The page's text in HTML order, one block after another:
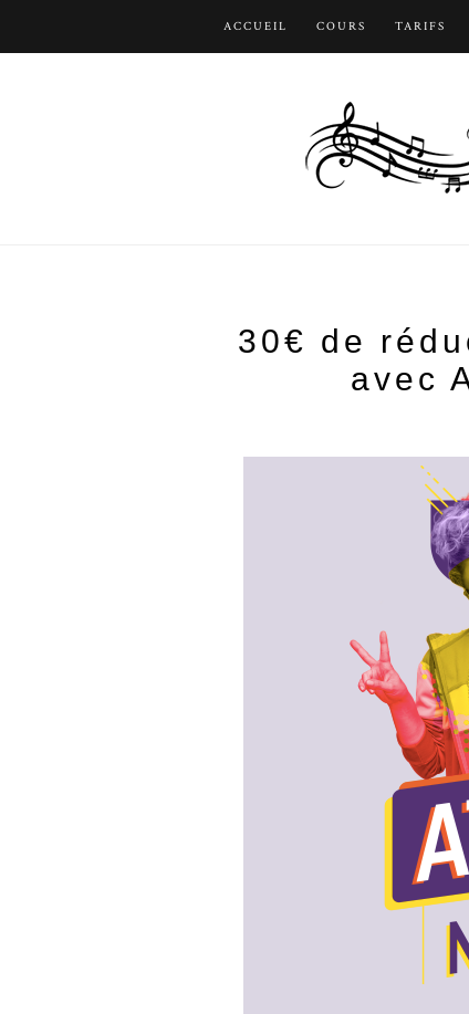
ACCUEIL COURS TARIFS
30€ de
avec